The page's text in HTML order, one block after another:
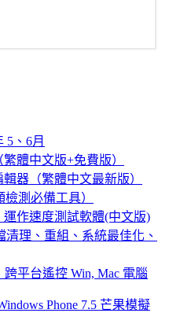
5、6月
體中文版+免費版）
器（繁體中文最新版）
測必備工具）
運作速度測試軟體(中文版)
清理、重組、系統最佳化、
平台遙控 Win, Mac 電腦
Phone 7.5 芒果模擬